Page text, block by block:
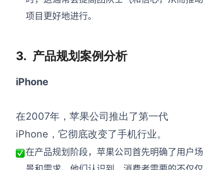
项目更好地进行。
3. 产品规划案例分析
iPhone
在2007年，苹果公司推出了第一代
iPhone，它彻底改变了手机行业。
在产品规划阶段，苹果公司首先明确了用户场